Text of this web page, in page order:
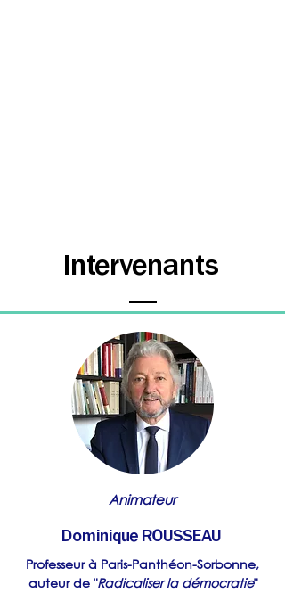
Intervenants
Animateur
Dominique ROUSSEAU
Professeur à Paris-Panthéon-Sorbonne,
auteur de "Radicaliser la démocratie"